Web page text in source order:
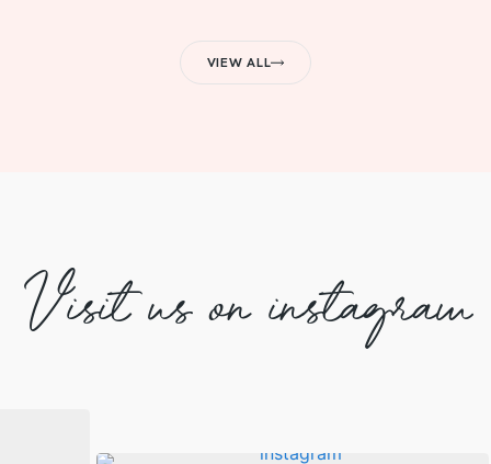
VIEW ALL
Visit us on instagram